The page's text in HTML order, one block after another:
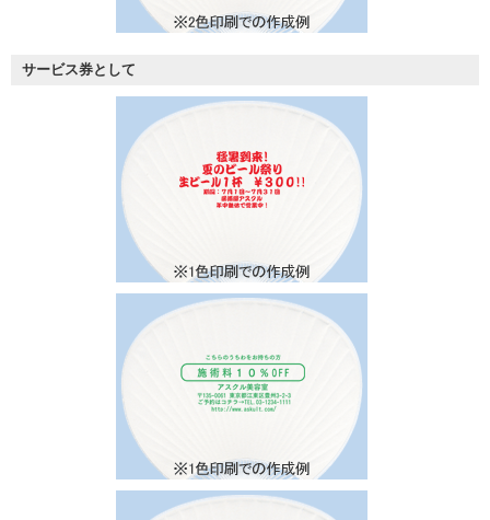
サービス券として